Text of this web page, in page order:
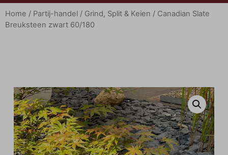
Home / Partij-handel / Grind, Split & Keien / Canadian Slate
Breuksteen zwart 60/180